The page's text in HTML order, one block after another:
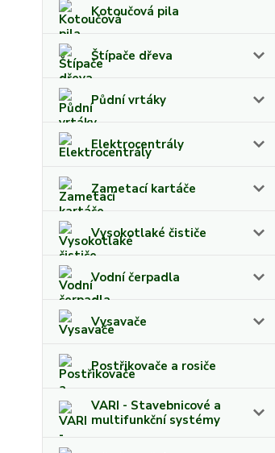
Kotoučová pila
Štípače dřeva
Půdní vrtáky
Elektrocentrály
Zametací kartáče
Vysokotlaké čističe
Vodní čerpadla
Vysavače
Postřikovače a rosiče
VARI - Stavebnicové a
multifunkční systémy